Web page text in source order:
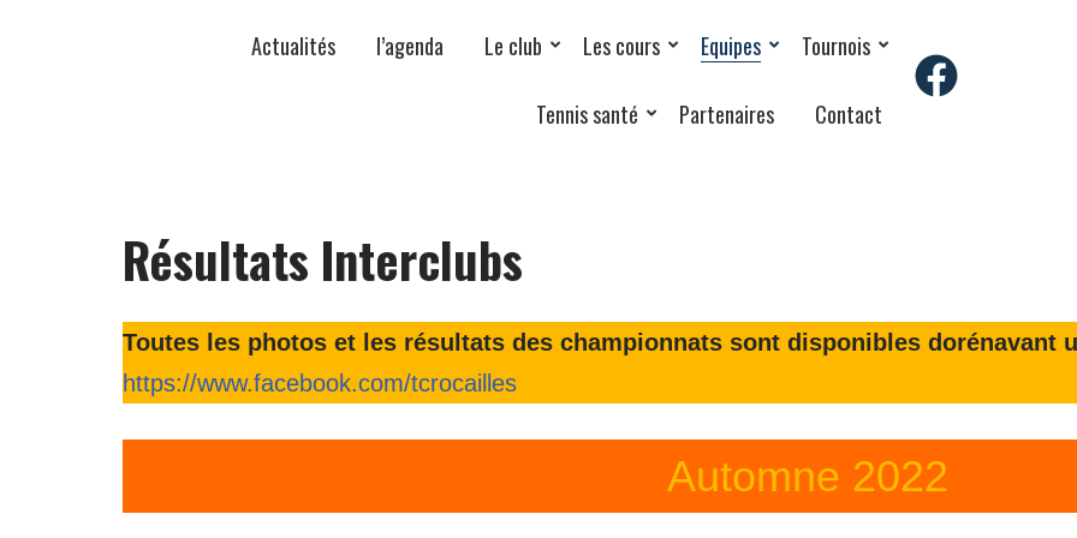
Actualités l’agenda Le club Les cours Equipes Tournois
Tennis santé Partenaires Contact
Résultats Interclubs
Toutes les photos et les résultats des championnats sont disponibles dorénavant
https://www.facebook.com/tcrocailles
Automne 2022